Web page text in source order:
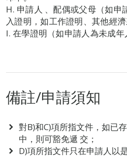
H. 申請人 、配偶或父母（如申
入證明，如工作證明、其他經濟
I. 在學證明（如申請人為未成年
備註/申請須知
對B)和C)項所指文件，如已
中，則可豁免遞 交；
D)項所指文件只在申請人以